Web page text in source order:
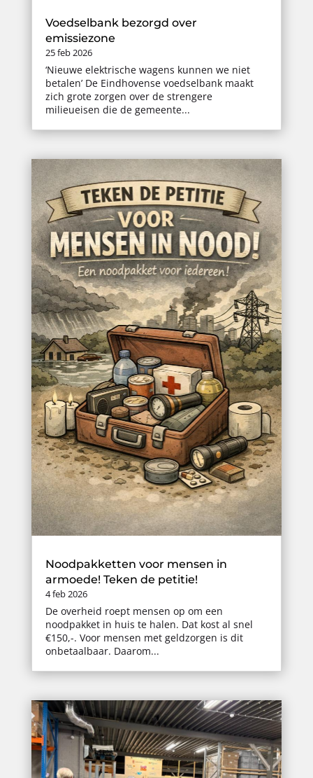
Voedselbank bezorgd over
emissiezone
25 feb 2026
‘Nieuwe elektrische wagens kunnen we niet
betalen’ De Eindhovense voedselbank maakt
zich grote zorgen over de strengere
milieueisen die de gemeente...
Noodpakketten voor mensen in
armoede! Teken de petitie!
4 feb 2026
De overheid roept mensen op om een
noodpakket in huis te halen. Dat kost al snel
€150,-. Voor mensen met geldzorgen is dit
onbetaalbaar. Daarom...